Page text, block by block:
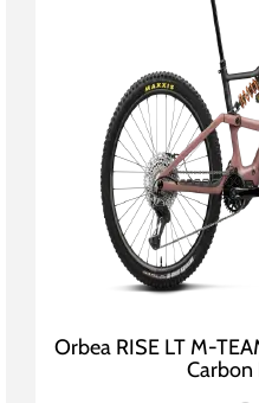
Orbea RISE LT M-
Carbon